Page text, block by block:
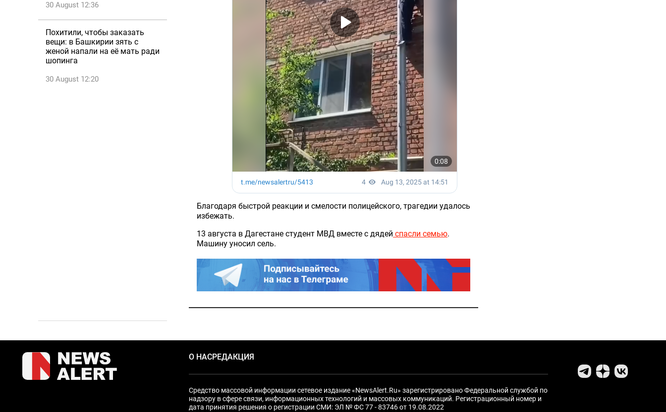
30 August 12:36
Похитили, чтобы заказать
вещи: в Башкирии зять с
женой напали на её мать ради
шопинга
30 August 12:20
Благодаря быстрой реакции и смелости полицейского, трагедии удалось
избежать.
13 августа в Дагестане студент МВД вместе с дядей спасли семью.
Машину уносил сель.
О НАСРЕДАКЦИЯ
Средство массовой информации сетевое издание «NewsAlert.Ru» зарегистрировано Федеральной службой по
надзору в сфере связи, информационных технологий и массовых коммуникаций. Регистрационный номер и
дата принятия решения о регистрации СМИ: ЭЛ № ФС 77 - 83746 от 19.08.2022